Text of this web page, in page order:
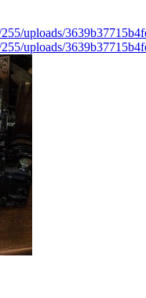
uploads/
uploads/